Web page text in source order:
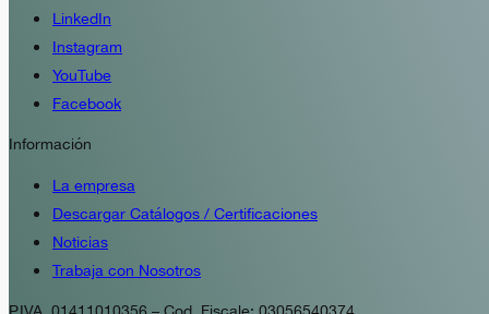
LinkedIn
Instagram
YouTube
Facebook
Información
La empresa
Descargar Catálogos / Certificaciones
Noticias
Trabaja con Nosotros